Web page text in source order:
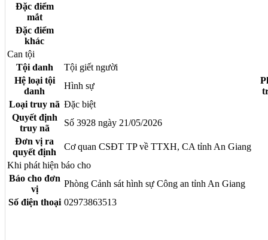
Đặc điểm
mắt
Đặc điểm
khác
Can tội
Tội danh
Tội giết người
Hệ loại tội
danh
Hình sự
Loại truy nã Đặc biệt
Quyết định
truy nã
Số 3928 ngày 21/05/2026
Đơn vị ra
quyết định
Cơ quan CSĐT TP về TTXH, CA tỉnh An Giang
Khi phát hiện báo cho
Báo cho đơn
vị
Phòng Cảnh sát hình sự Công an tỉnh An Giang
Số điện thoại 02973863513